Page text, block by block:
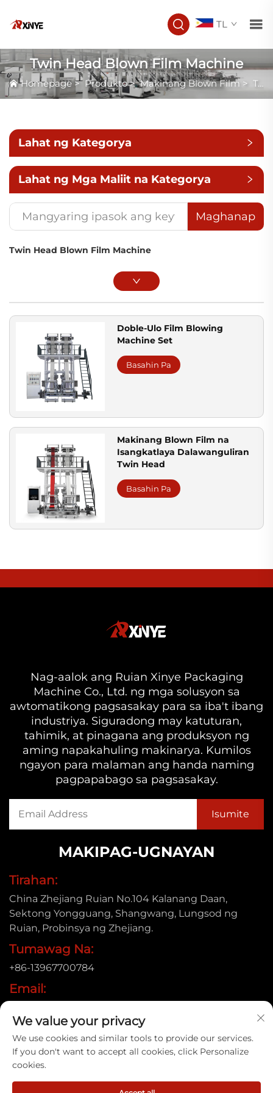
TL
Twin Head Blown Film Machine
Homepage> Produkto>Makinang Blown Film > Twin Head Blown Film Machine
Lahat ng Kategorya
Lahat ng Mga Maliit na Kategorya
Maghanap
Twin Head Blown Film Machine
Doble-Ulo Film Blowing
Machine Set
Basahin Pa
Makinang Blown Film na
Isangkatlaya Dalawanguliran
Twin Head
Basahin Pa
Nag-aalok ang Ruian Xinye Packaging
Machine Co., Ltd. ng mga solusyon sa
awtomatikong pagsasakay para sa iba't ibang
industriya. Siguradong may katuturan,
tahimik, at pinagana ang produksyon ng
aming napakahuling makinarya. Kumilos
ngayon para malaman ang handa naming
pagpapabago sa pagsasakay.
MAKIPAG-UGNAYAN
Tirahan:
China Zhejiang Ruian No.104 Kalanang Daan,
Sektong Yongguang, Shangwang, Lungsod ng
Ruian, Probinsya ng Zhejiang.
Tumawag Na:
+86-13967700784
Email:
Copyright © 2025 Ruian Xinye Packaging Machine Co.,Ltd |
We value your privacy
We use cookies and similar tools to provide our services.
If you don't want to accept all cookies, click Personalize
cookies.